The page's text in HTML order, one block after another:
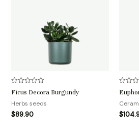
评
分
0
&sol;
5
Ficus Decora Burgundy
Herbs seeds
$89.90
评
分
0
&sol;
5
$